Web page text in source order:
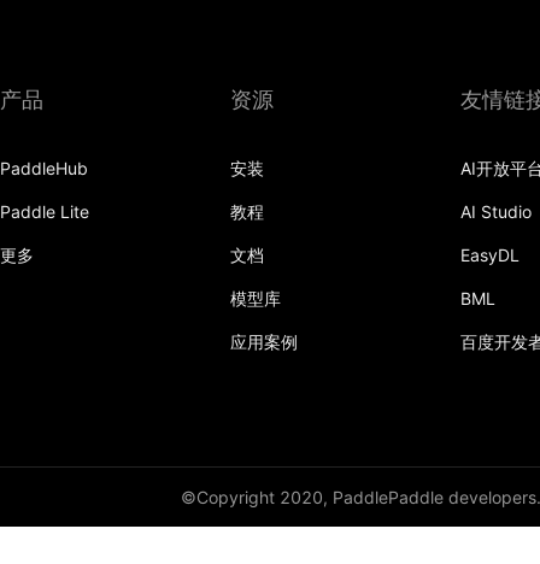
产品
PaddleHub
Paddle Lite
更多
资源
安装
教程
文档
模型库
应用案例
友情链
AI开放平
AI Studio
EasyDL
BML
百度开发
©Copyright 2020, PaddlePaddle developers.